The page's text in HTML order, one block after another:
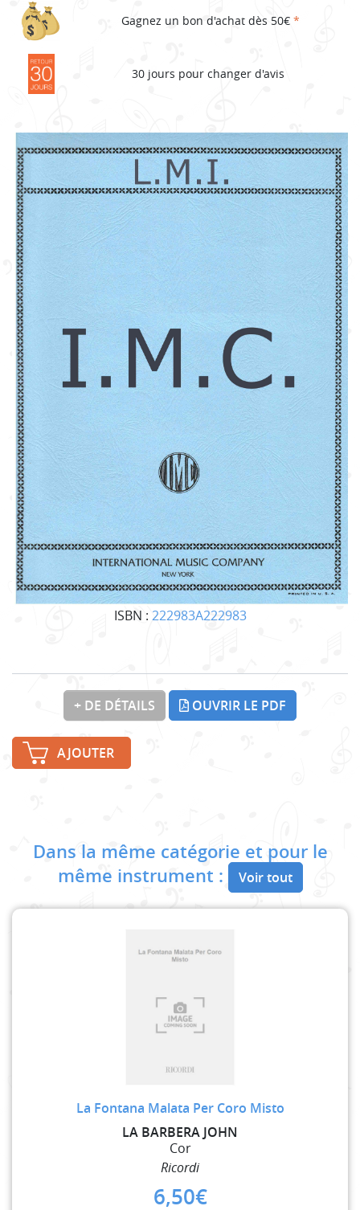
ISBN : 222983A222983
Gagnez un bon d'achat dès 50€ *
30 jours pour changer d'avis
+ DE DÉTAILS OUVRIR LE PDF
AJOUTER
Dans la même catégorie et pour le
même instrument :
Voir tout
La Fontana Malata Per Coro Misto
LA BARBERA JOHN
Cor
Ricordi
6,50€